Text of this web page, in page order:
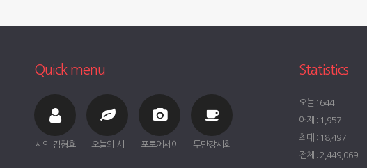
Quick menu
시인 김형효 오늘의 시 포토에세이 두만강시회
Statistics
오늘 : 644
어제 : 1,957
최대 : 18,497
전체 : 2,449,069